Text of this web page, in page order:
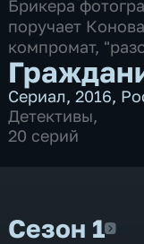
Брикера
поручает
компромат,
Сериал,2016,
Детективы,
20 серий
Сезон 1Сезон 1